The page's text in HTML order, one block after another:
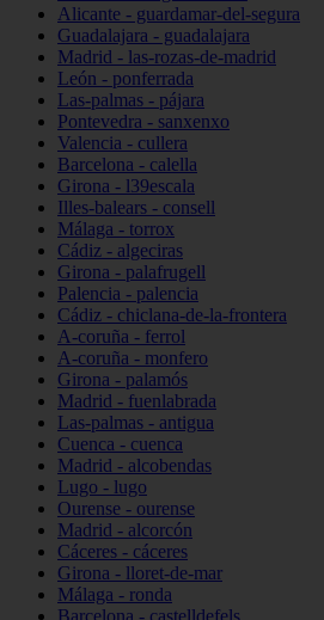
Alicante - guardamar-del-segura
Guadalajara - guadalajara
Madrid - las-rozas-de-madrid
León - ponferrada
Las-palmas - pájara
Pontevedra - sanxenxo
Valencia - cullera
Barcelona - calella
Girona - l39escala
Illes-balears - consell
Málaga - torrox
Cádiz - algeciras
Girona - palafrugell
Palencia - palencia
Cádiz - chiclana-de-la-frontera
A-coruña - ferrol
A-coruña - monfero
Girona - palamós
Madrid - fuenlabrada
Las-palmas - antigua
Cuenca - cuenca
Madrid - alcobendas
Lugo - lugo
Ourense - ourense
Madrid - alcorcón
Cáceres - cáceres
Girona - lloret-de-mar
Málaga - ronda
Barcelona - castelldefels